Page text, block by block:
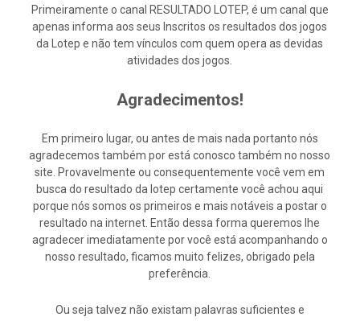
Primeiramente o canal RESULTADO LOTEP, é um canal que
apenas informa aos seus Inscritos os resultados dos jogos
da Lotep e não tem vínculos com quem opera as devidas
atividades dos jogos.
Agradecimentos!
Em primeiro lugar, ou antes de mais nada portanto nós
agradecemos também por está conosco também no nosso
site. Provavelmente ou consequentemente você vem em
busca do resultado da lotep certamente você achou aqui
porque nós somos os primeiros e mais notáveis a postar o
resultado na internet. Então dessa forma queremos lhe
agradecer imediatamente por você está acompanhando o
nosso resultado, ficamos muito felizes, obrigado pela
preferência.
Ou seja talvez não existam palavras suficientes e